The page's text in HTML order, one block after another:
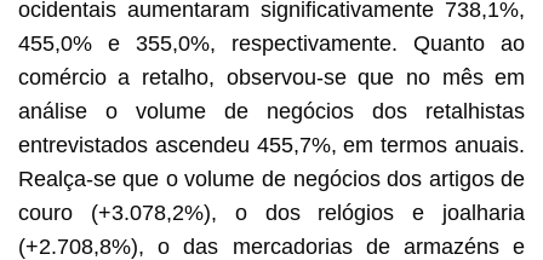
ocidentais aumentaram significativamente 738,1%,
455,0% e 355,0%, respectivamente. Quanto ao
comércio a retalho, observou-se que no mês em
análise o volume de negócios dos retalhistas
entrevistados ascendeu 455,7%, em termos anuais.
Realça-se que o volume de negócios dos artigos de
couro (+3.078,2%), o dos relógios e joalharia
(+2.708,8%), o das mercadorias de armazéns e